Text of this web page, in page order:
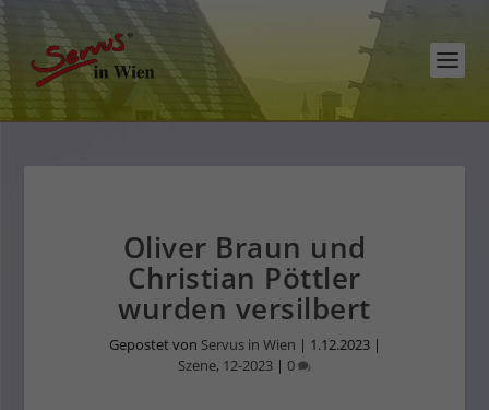
Oliver Braun und
Christian Pöttler
wurden versilbert
Gepostet von Servus in Wien | 1.12.2023|
Szene, 12-2023 | 0